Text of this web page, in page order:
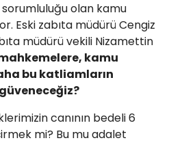
sorumluluğu olan kamu
Eski zabıta müdürü Cengiz
müdürü vekili Nizamettin
kamu
bu katliamların
canının bedeli 6
mi? Bu mu adalet